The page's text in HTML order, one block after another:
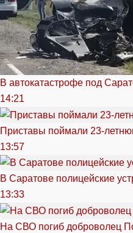
В автокатастрофе под
14:21
Приставы поймали 23-
13:57
В Саратове полицейские
13:33
На СВО погиб доброволец